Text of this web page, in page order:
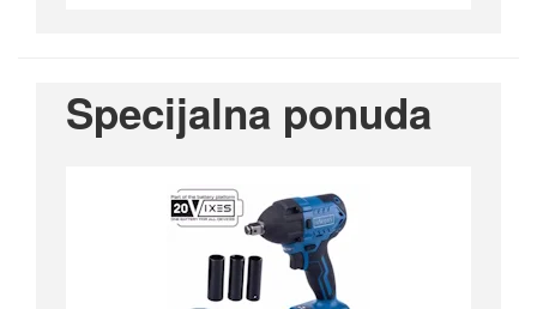
Specijalna ponuda